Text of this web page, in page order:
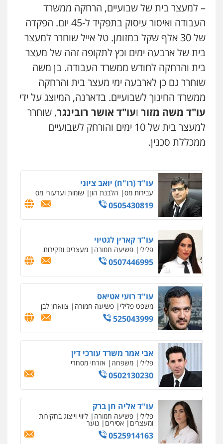
– למעצר בית של שבועיים, הרחקה ממשרד
העבודה ואיסור עיסוק בתפקיד ל-45 יום. הפקדה
של 30 אלף שקל במזומן. טל אייל שוחרר למעצר
בית של ארבעה ימים וכץ לתקופה זהה של מעצר
בית והרחקה לחודש ממשרד העבודה. בן משה
שוחרר גם כן לארבעה ימי מעצר בית והרחקה
ממשרד החינוך לשבועיים. בדארנה, המיוצג על ידי
עו"ד משה מזור ועו"ד אושר רובינגר, שוחרר
למעצר בית של 10 ימים והורחק לשבועיים
ממכללת סכנין.
עו"ד שלי גורביץ – לוי
משפט פלילי פשיעה חמורה מעצרים
וחקירות צבאי תעבורה
0544218336
לוי מלאך דדון – משרד עו"ד
פלילי פשיעה חמורה מעצרים וחקירות
0544231863
עו"ד שרון נהרי
פלילי צווארון לבן כלכלי פשיעה כלכלית
בינלאומי
עו"ד (רו"ח) יואב ציוני
עבירות מס הלבנת הון שומות וערעורי מס
0505430819
עו"ד קארין לגטיוי
פלילי פשיעה חמורה מעצרים וחקירות
0507446995
עו"ד רועי אטיאס
משפט פלילי פשיעה חמורה צווארון לבן
525043999
אבי אמר משרד עורכי דין
פלילי משפחה אזרחי מסחרי
0502130230
עו"ד אליה חן ברק
פלילי פשיעה חמורה ליווי וייצוג בחקירות
ומעצרים אסירים נוער
0525914163